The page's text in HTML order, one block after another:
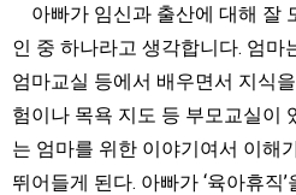
아빠가 임신과 출산에 대해 잘
인 중 하나라고 생각합니다. 엄마
엄마교실 등에서 배우면서 지식
험이나 목욕 지도 등 부모교실이
는 엄마를 위한 이야기여서 이해
뛰어들게 된다. 아빠가 ‘육아휴직